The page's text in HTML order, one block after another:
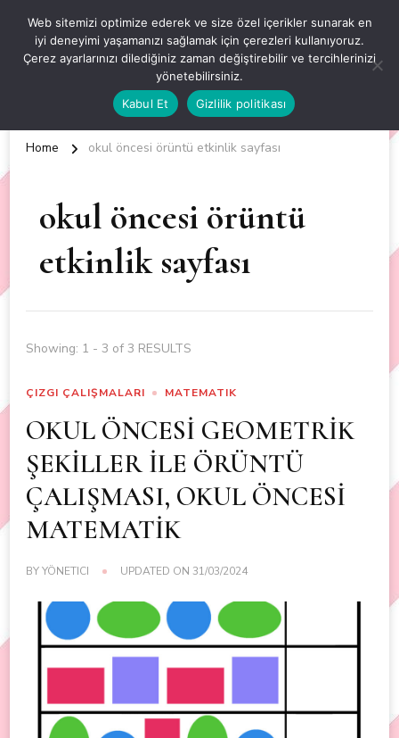
OKUL ÖNCESİ ETKİNLİKLER
EN YENİ VE ÖZGÜN OKUL ÖNCESİ ETKİNLİKLERİ
Home okul öncesi örüntü etkinlik sayfası
okul öncesi örüntü
etkinlik sayfası
Showing: 1 - 3 of 3 RESULTS
ÇIZGI ÇALIŞMALARI MATEMATIK
OKUL ÖNCESİ GEOMETRİK
ŞEKİLLER İLE ÖRÜNTÜ
ÇALIŞMASI, OKUL ÖNCESİ
MATEMATİK
BYYÖNETICI UPDATED ON 31/03/2024
Web sitemizi optimize ederek ve size özel içerikler sunarak en
iyi deneyimi yaşamanızı sağlamak için çerezleri kullanıyoruz.
Çerez ayarlarınızı dilediğiniz zaman değiştirebilir ve tercihlerinizi
yönetebilirsiniz.
Kabul Et
Gizlilik politikası